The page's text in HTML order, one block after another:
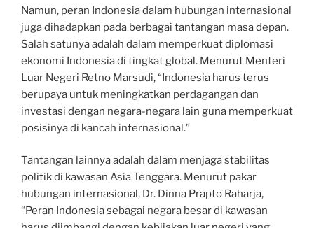
Namun, peran Indonesia dalam hubungan internasional
juga dihadapkan pada berbagai tantangan masa depan.
Salah satunya adalah dalam memperkuat diplomasi
ekonomi Indonesia di tingkat global. Menurut Menteri
Luar Negeri Retno Marsudi, “Indonesia harus terus
berupaya untuk meningkatkan perdagangan dan
investasi dengan negara-negara lain guna memperkuat
posisinya di kancah internasional.”
Tantangan lainnya adalah dalam menjaga stabilitas
politik di kawasan Asia Tenggara. Menurut pakar
hubungan internasional, Dr. Dinna Prapto Raharja,
“Peran Indonesia sebagai negara besar di kawasan